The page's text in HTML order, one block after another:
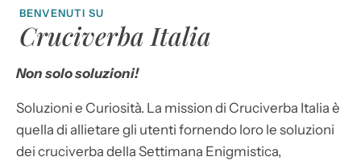
BENVENUTI SU
Cruciverba Italia
Non solo soluzioni!
Soluzioni e Curiosità. La mission di Cruciverba Italia è
quella di allietare gli utenti fornendo loro le soluzioni
dei cruciverba della Settimana Enigmistica,